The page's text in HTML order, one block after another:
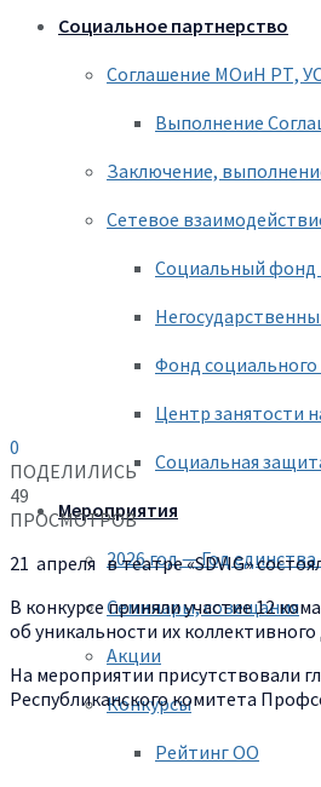
Социальное партнерство
Соглашение МОиН РТ,
Выполнение
Заключение,
Сетевое
Социальный фонд
Фонд социального
Центр занятости
Социальная
Мероприятия
2026 год — Год
Семинары, совещания
Акции
Конкурсы
Рейтинг ОО
0
ПОДЕЛИЛИСЬ
49
ПРОСМОТРОВ
21 апреля в театре «SDVIG»
В конкурсе приняли участие 12
об уникальности их
На мероприятии присутствовали
Республиканского комитета